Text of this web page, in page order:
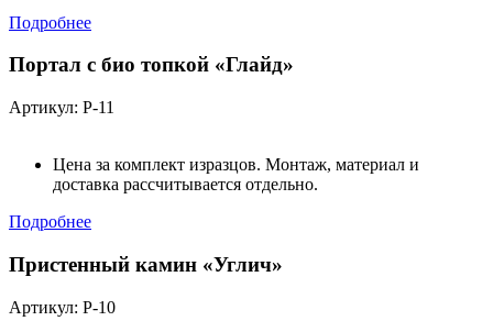
Подробнее
Портал с био топкой «Глайд»
Артикул: Р-11
Цена за комплект изразцов. Монтаж, материал и
доставка рассчитывается отдельно.
Подробнее
Пристенный камин «Углич»
Артикул: Р-10